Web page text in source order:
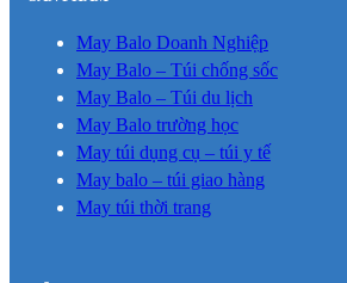
May Balo Doanh Nghiệp
May Balo – Túi chống sốc
May Balo – Túi du lịch
May Balo trường học
May túi dụng cụ – túi y tế
May balo – túi giao hàng
May túi thời trang